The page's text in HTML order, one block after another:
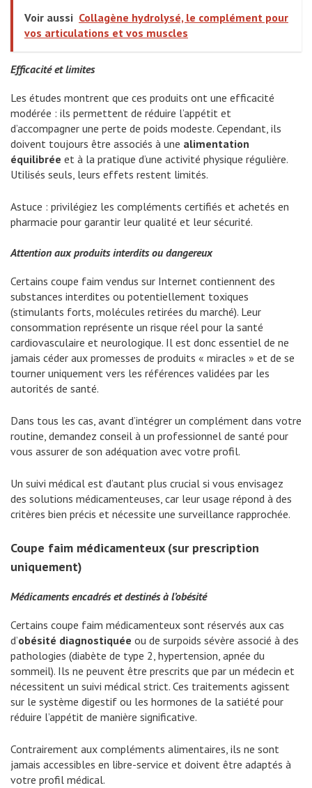
Voir aussi Collagène hydrolysé, le complément pour
vos articulations et vos muscles
Efficacité et limites
Les études montrent que ces produits ont une efficacité
modérée : ils permettent de réduire l’appétit et
d’accompagner une perte de poids modeste. Cependant, ils
doivent toujours être associés à une alimentation
équilibrée et à la pratique d’une activité physique régulière.
Utilisés seuls, leurs effets restent limités.
Astuce : privilégiez les compléments certifiés et achetés en
pharmacie pour garantir leur qualité et leur sécurité.
Attention aux produits interdits ou dangereux
Certains coupe faim vendus sur Internet contiennent des
substances interdites ou potentiellement toxiques
(stimulants forts, molécules retirées du marché). Leur
consommation représente un risque réel pour la santé
cardiovasculaire et neurologique. Il est donc essentiel de ne
jamais céder aux promesses de produits « miracles » et de se
tourner uniquement vers les références validées par les
autorités de santé.
Dans tous les cas, avant d’intégrer un complément dans votre
routine, demandez conseil à un professionnel de santé pour
vous assurer de son adéquation avec votre profil.
Un suivi médical est d’autant plus crucial si vous envisagez
des solutions médicamenteuses, car leur usage répond à des
critères bien précis et nécessite une surveillance rapprochée.
Coupe faim médicamenteux (sur prescription
uniquement)
Médicaments encadrés et destinés à l’obésité
Certains coupe faim médicamenteux sont réservés aux cas
d’obésité diagnostiquée ou de surpoids sévère associé à des
pathologies (diabète de type 2, hypertension, apnée du
sommeil). Ils ne peuvent être prescrits que par un médecin et
nécessitent un suivi médical strict. Ces traitements agissent
sur le système digestif ou les hormones de la satiété pour
réduire l’appétit de manière significative.
Contrairement aux compléments alimentaires, ils ne sont
jamais accessibles en libre-service et doivent être adaptés à
votre profil médical.